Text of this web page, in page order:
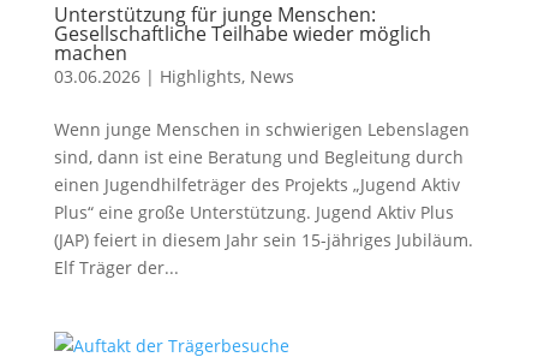
Unterstützung für junge Menschen:
Gesellschaftliche Teilhabe wieder möglich
machen
03.06.2026| Highlights, News
Wenn junge Menschen in schwierigen Lebenslagen
sind, dann ist eine Beratung und Begleitung durch
einen Jugendhilfeträger des Projekts „Jugend Aktiv
Plus“ eine große Unterstützung. Jugend Aktiv Plus
(JAP) feiert in diesem Jahr sein 15-jähriges Jubiläum.
Elf Träger der...